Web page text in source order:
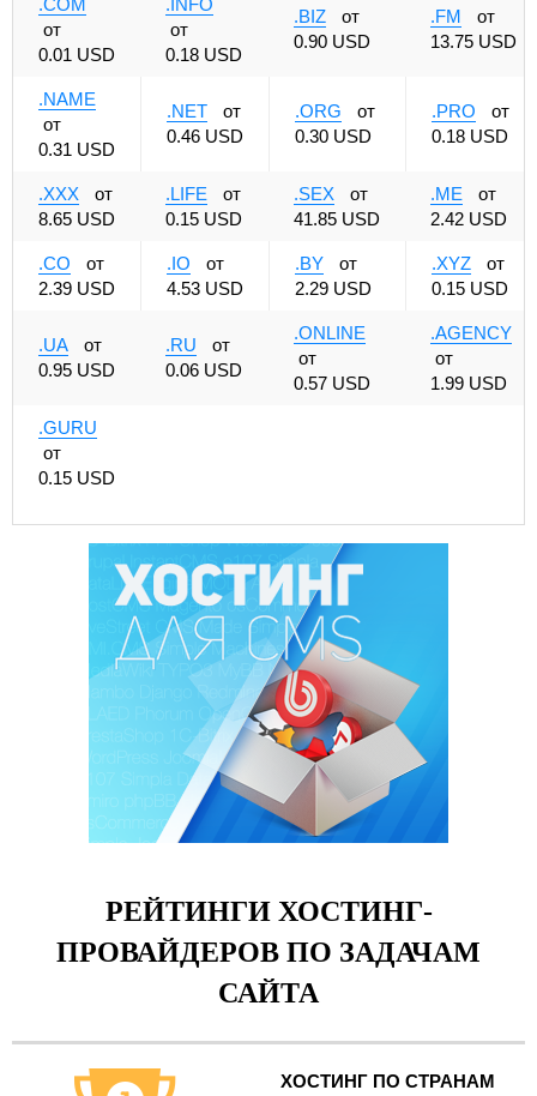
.COM
от
0.01 USD
.INFO
от
0.18 USD
.BIZ
от
0.90 USD
.FM
от
13.75 USD
.NAME
от
0.31 USD
.NET
от
0.46 USD
.ORG
от
0.30 USD
.PRO
от
0.18 USD
.XXX
от
8.65 USD
.LIFE
от
0.15 USD
.SEX
от
41.85 USD
.ME
от
2.42 USD
.CO
от
2.39 USD
.IO
от
4.53 USD
.BY
от
2.29 USD
.XYZ
от
0.15 USD
.UA
от
0.95 USD
.RU
от
0.06 USD
.ONLINE
от
0.57 USD
.AGENCY
от
1.99 USD
.GURU
от
0.15 USD
РЕЙТИНГИ ХОСТИНГ-
ПРОВАЙДЕРОВ ПО ЗАДАЧАМ
САЙТА
ХОСТИНГ ПО СТРАНАМ